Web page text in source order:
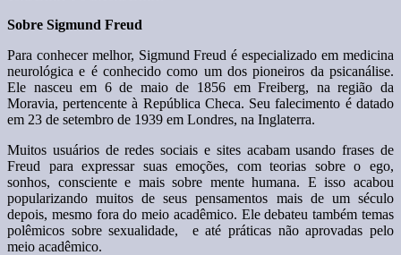
Sobre Sigmund Freud
Para conhecer melhor, Sigmund Freud é especializado em medicina
neurológica e é conhecido como um dos pioneiros da psicanálise.
Ele nasceu em 6 de maio de 1856 em Freiberg, na região da
Moravia, pertencente à República Checa. Seu falecimento é datado
em 23 de setembro de 1939 em Londres, na Inglaterra.
Muitos usuários de redes sociais e sites acabam usando frases de
Freud para expressar suas emoções, com teorias sobre o ego,
sonhos, consciente e mais sobre mente humana. E isso acabou
popularizando muitos de seus pensamentos mais de um século
depois, mesmo fora do meio acadêmico. Ele debateu também temas
polêmicos sobre sexualidade, e até práticas não aprovadas pelo
meio acadêmico.